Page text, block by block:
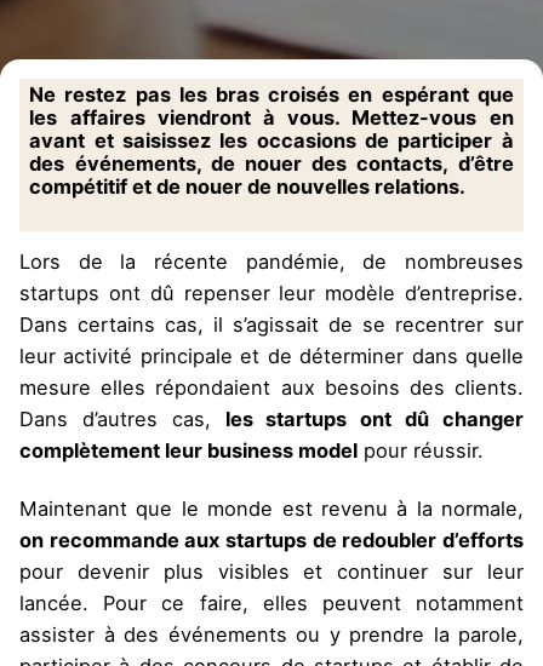
Ne restez pas les bras croisés en espérant que
les affaires viendront à vous. Mettez-vous en
avant et saisissez les occasions de participer à
des événements, de nouer des contacts, d’être
compétitif et de nouer de nouvelles relations.
Lors de la récente pandémie, de nombreuses
startups ont dû repenser leur modèle d’entreprise.
Dans certains cas, il s’agissait de se recentrer sur
leur activité principale et de déterminer dans quelle
mesure elles répondaient aux besoins des clients.
Dans d’autres cas, les startups ont dû changer
complètement leur business model pour réussir.
Maintenant que le monde est revenu à la normale,
on recommande aux startups de redoubler d’efforts
pour devenir plus visibles et continuer sur leur
lancée. Pour ce faire, elles peuvent notamment
assister à des événements ou y prendre la parole,